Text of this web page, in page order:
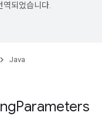
역되었습니다.
Java
Parameters